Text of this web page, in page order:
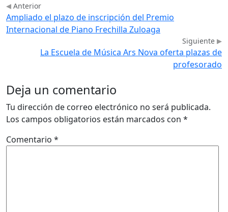
Anterior
Ampliado el plazo de inscripción del Premio
Internacional de Piano Frechilla Zuloaga
Siguiente
La Escuela de Música Ars Nova oferta plazas de
profesorado
Deja un comentario
Tu dirección de correo electrónico no será publicada.
Los campos obligatorios están marcados con *
Comentario *